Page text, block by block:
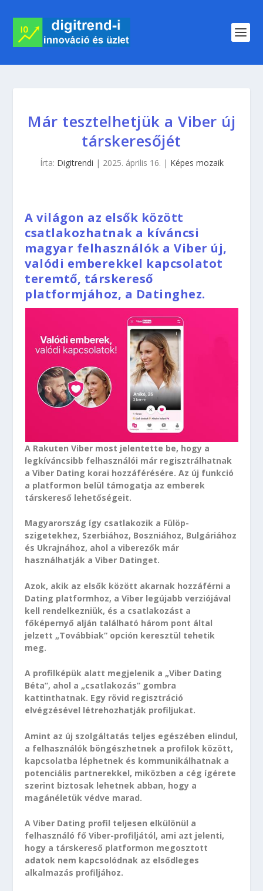
Már tesztelhetjük a Viber új
társkeresőjét
Írta: Digitrendi | 2025. április 16. | Képes mozaik
A világon az elsők között
csatlakozhatnak a kíváncsi
magyar felhasználók a Viber új,
valódi emberekkel kapcsolatot
teremtő, társkereső
platformjához, a Datinghez.
A Rakuten Viber most jelentette be, hogy a
legkíváncsibb felhasználói már regisztrálhatnak
a Viber Dating korai hozzáférésére. Az új funkció
a platformon belül támogatja az emberek
társkereső lehetőségeit.
Magyarország így csatlakozik a Fülöp-
szigetekhez, Szerbiához, Boszniához, Bulgáriához
és Ukrajnához, ahol a viberezők már
használhatják a Viber Datinget.
Azok, akik az elsők között akarnak hozzáférni a
Dating platformhoz, a Viber legújabb verziójával
kell rendelkezniük, és a csatlakozást a
főképernyő alján található három pont által
jelzett „Továbbiak” opción keresztül tehetik
meg.
A profilképük alatt megjelenik a „Viber Dating
Béta”, ahol a „csatlakozás” gombra
kattinthatnak. Egy rövid regisztráció
elvégzésével létrehozhatják profiljukat.
Amint az új szolgáltatás teljes egészében elindul,
a felhasználók böngészhetnek a profilok között,
kapcsolatba léphetnek és kommunikálhatnak a
potenciális partnerekkel, miközben a cég ígérete
szerint biztosak lehetnek abban, hogy a
magánéletük védve marad.
A Viber Dating profil teljesen elkülönül a
felhasználó fő Viber-profiljától, ami azt jelenti,
hogy a társkereső platformon megosztott
adatok nem kapcsolódnak az elsődleges
alkalmazás profiljához.